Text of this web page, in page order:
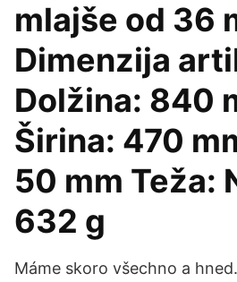
mlajše od 36
Dimenzija
Dolžina: 840
Širina: 470
50 mm Teža:
632 g
Máme skoro všechno a